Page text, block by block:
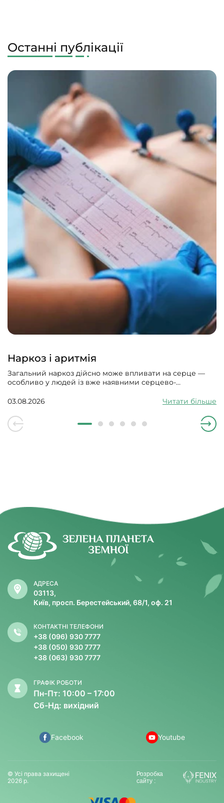
Останні публікації
Наркоз і аритмія
Загальний наркоз дійсно може впливати на серце —
особливо у людей із вже наявними серцево-
серцевого ритму, гіпотонію, зменшити силу скорочень
03.08.2026 Читати більше
АДРЕСА
03113,
Київ, просп. Берестейський, 68/1, оф. 21
КОНТАКТНІ ТЕЛЕФОНИ
+38 (096) 930 7777
+38 (050) 930 7777
+38 (063) 930 7777
ГРАФІК РОБОТИ
Пн-Пт: 10:00 – 17:00
Сб-Нд: вихідний
Facebook Youtube
© Усі права захищені
2026 р.
Розробка
сайту :